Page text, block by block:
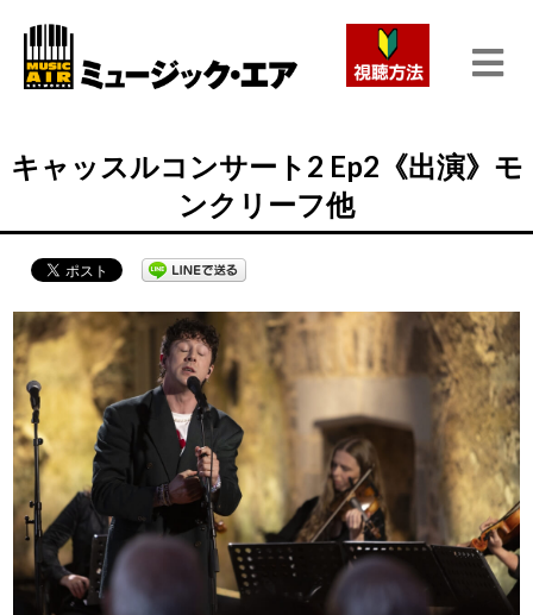
キャッスルコンサート2 Ep2《出演》モ
ンクリーフ他